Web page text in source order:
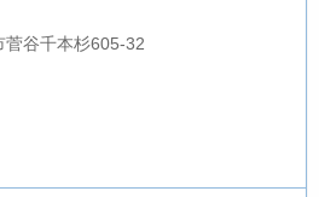
谷千本杉605-32